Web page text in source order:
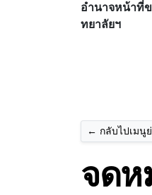
อำนาจหน้าที่
ทยาลัยฯ
← กลับไปเมนู
จดห